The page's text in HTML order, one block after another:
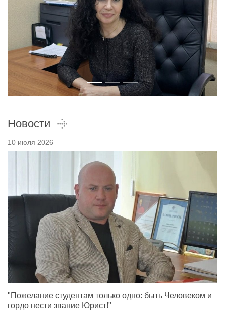
Новости
10 июля 2026
"Пожелание студентам только одно: быть Человеком и
гордо нести звание Юрист!"